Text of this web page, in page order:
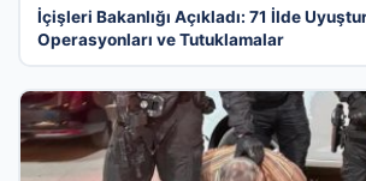
İçişleri Bakanlığı Açıkladı: 71 İlde
Operasyonları ve Tutuklamalar